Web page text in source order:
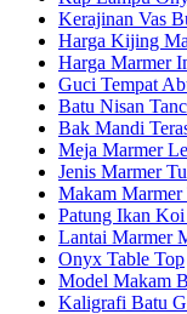
Kerajinan Vas
Harga Kijing
Harga Marmer
Guci Tempat
Batu Nisan
Bak Mandi
Meja Marmer
Jenis Marmer
Makam
Patung Ikan
Lantai Marmer
Onyx Table Top
Model Makam
Kaligrafi Batu